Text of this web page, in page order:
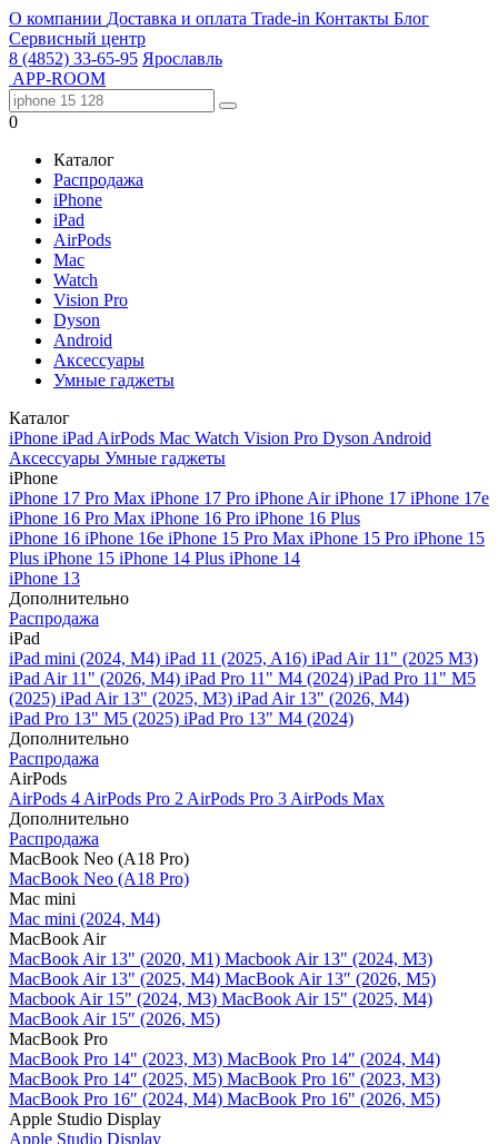
О компании Доставка и оплата Trade-in Контакты Блог
Сервисный центр
8 (4852) 33-65-95 Ярославль
APP-ROOM
0
Каталог
Распродажа
iPhone
iPad
AirPods
Mac
Watch
Vision Pro
Dyson
Android
Аксессуары
Умные гаджеты
Каталог
iPhone iPad AirPods Mac Watch Vision Pro Dyson Android
Аксессуары Умные гаджеты
iPhone
iPhone 17 Pro Max iPhone 17 Pro iPhone AiriPhone 17 iPhone 17e
iPhone 16 Pro Max iPhone 16 Pro iPhone 16 Plus
iPhone 16 iPhone 16e iPhone 15 Pro Max iPhone 15 Pro iPhone 15
Plus iPhone 15 iPhone 14 Plus iPhone 14
iPhone 13
Дополнительно
Распродажа
iPad
iPad mini (2024, M4) iPad 11 (2025, A16) iPad Air 11" (2025 M3)
iPad Air 11" (2026, M4) iPad Pro 11" M4 (2024) iPad Pro 11" M5
(2025) iPad Air 13" (2025, M3) iPad Air 13" (2026, M4)
iPad Pro 13" M5 (2025) iPad Pro 13" M4 (2024)
Дополнительно
Распродажа
AirPods
AirPods 4 AirPods Pro 2 AirPods Pro 3 AirPods Max
Дополнительно
Распродажа
MacBook Neo (A18 Pro)
MacBook Neo (A18 Pro)
Mac mini
Mac mini (2024, M4)
MacBook Air
MacBook Air 13" (2020, M1) Macbook Air 13" (2024, M3)
MacBook Air 13" (2025, M4) MacBook Air 13″ (2026, M5)
Macbook Air 15" (2024, M3) MacBook Air 15" (2025, M4)
MacBook Air 15″ (2026, M5)
MacBook Pro
MacBook Pro 14" (2023, M3) MacBook Pro 14″ (2024, M4)
MacBook Pro 14″ (2025, M5) MacBook Pro 16" (2023, M3)
MacBook Pro 16″ (2024, M4) MacBook Pro 16" (2026, M5)
Apple Studio Display
Apple Studio Display